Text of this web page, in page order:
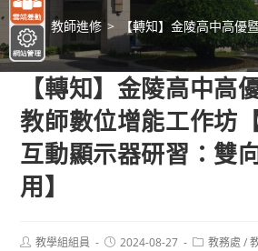
> 教師進修 > 【轉知】金陵高中高
【轉知】金陵高中高
教師數位增能工作坊
互動顯示器研習：雙
用】
Post教學組組員
Post2024-08-27
Post教務處 /